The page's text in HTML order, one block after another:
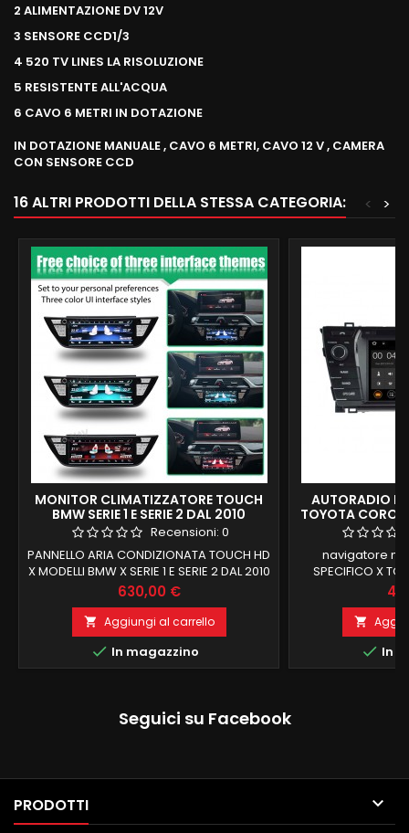
2 ALIMENTAZIONE DV 12V
3 SENSORE CCD1/3
4 520 TV LINES LA RISOLUZIONE
5 RESISTENTE ALL'ACQUA
6 CAVO 6 METRI IN DOTAZIONE
IN DOTAZIONE MANUALE , CAVO 6 METRI, CAVO 12 V , CAMERA
CON SENSORE CCD
16 ALTRI PRODOTTI DELLA STESSA CATEGORIA: >
<
MONITOR CLIMATIZZATORE TOUCH
BMW SERIE 1 E SERIE 2 DAL 2010
Recensioni: 0
PANNELLO ARIA CONDIZIONATA TOUCH HD
X MODELLI BMW X SERIE 1 E SERIE 2 DAL 2010
AL 2019 TRASFORMI IL CLIMA IN MODO
DIGITALE
Prezzo
630,00 €
 Aggiungi al carrello
 In magazzino
AUTORADIO
TOYOTA
9 2GB RAM 32
navigatore
SPECIFICO X
14android 9 , il
FUNZIONE
INTEGRATO

 In
Seguici su Facebook
PRODOTTI 